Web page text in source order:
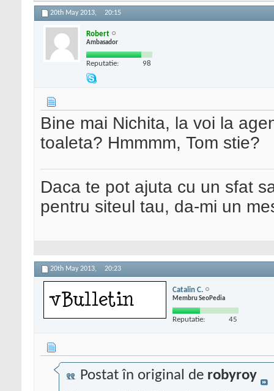
20th May 2013, 20:15
Robert
Ambasador
Reputatie: 98
Bine mai Nichita, la voi la
toaleta? Hmmmm, Tom stie?
Daca te pot ajuta cu un sfat
pentru siteul tau, da-mi un
20th May 2013, 20:23
Catalin C.
Membru SeoPedia
Reputatie: 45
Postat în original de robyroy